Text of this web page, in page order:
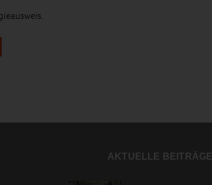
AKTUELLE BEITRÄGE